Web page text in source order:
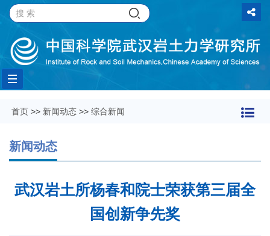
Toggle
navigation
首页 >> 新闻动态 >> 综合新闻
新闻动态
武汉岩土所杨春和院士荣获第三届全
国创新争先奖